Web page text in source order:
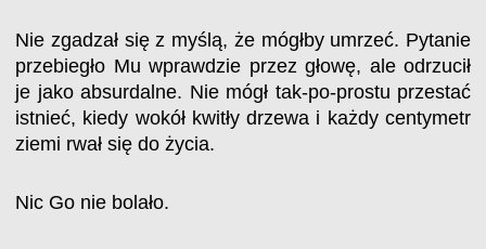
Nie zgadzał się z myślą, że mógłby umrzeć. Pytanie
przebiegło Mu wprawdzie przez głowę, ale odrzucił
je jako absurdalne. Nie mógł tak-po-prostu przestać
istnieć, kiedy wokół kwitły drzewa i każdy centymetr
ziemi rwał się do życia.
Nic Go nie bolało.